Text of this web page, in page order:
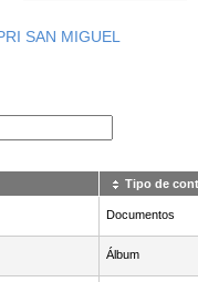
SAN MIGUEL
Tipo de
Documentos
Álbum